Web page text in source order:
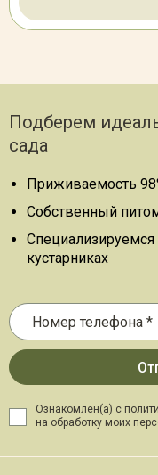
Подберем
сада
Приживаемость
Собственный
кустарниках
Ознакомлен(а) с
на обработку моих